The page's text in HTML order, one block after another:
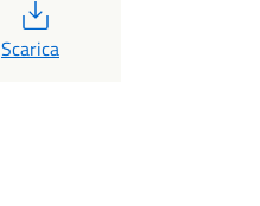
Scarica